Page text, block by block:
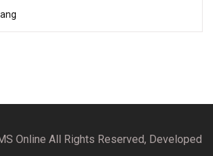
Online All Rights Reserved, Developed